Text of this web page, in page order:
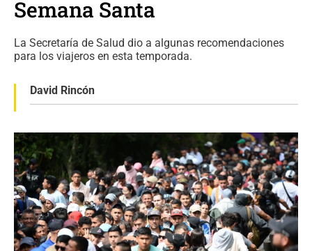
Semana Santa
La Secretaría de Salud dio a algunas recomendaciones
para los viajeros en esta temporada.
David Rincón